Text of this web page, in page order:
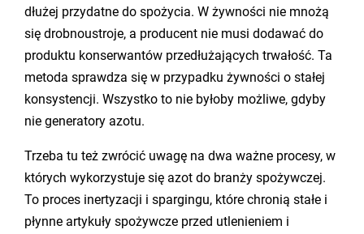
dłużej przydatne do spożycia. W żywności nie mnożą
się drobnoustroje, a producent nie musi dodawać do
produktu konserwantów przedłużających trwałość. Ta
metoda sprawdza się w przypadku żywności o stałej
konsystencji. Wszystko to nie byłoby możliwe, gdyby
nie generatory azotu.
Trzeba tu też zwrócić uwagę na dwa ważne procesy, w
których wykorzystuje się azot do branży spożywczej.
To proces inertyzacji i spargingu, które chronią stałe i
płynne artykuły spożywcze przed utlenieniem i